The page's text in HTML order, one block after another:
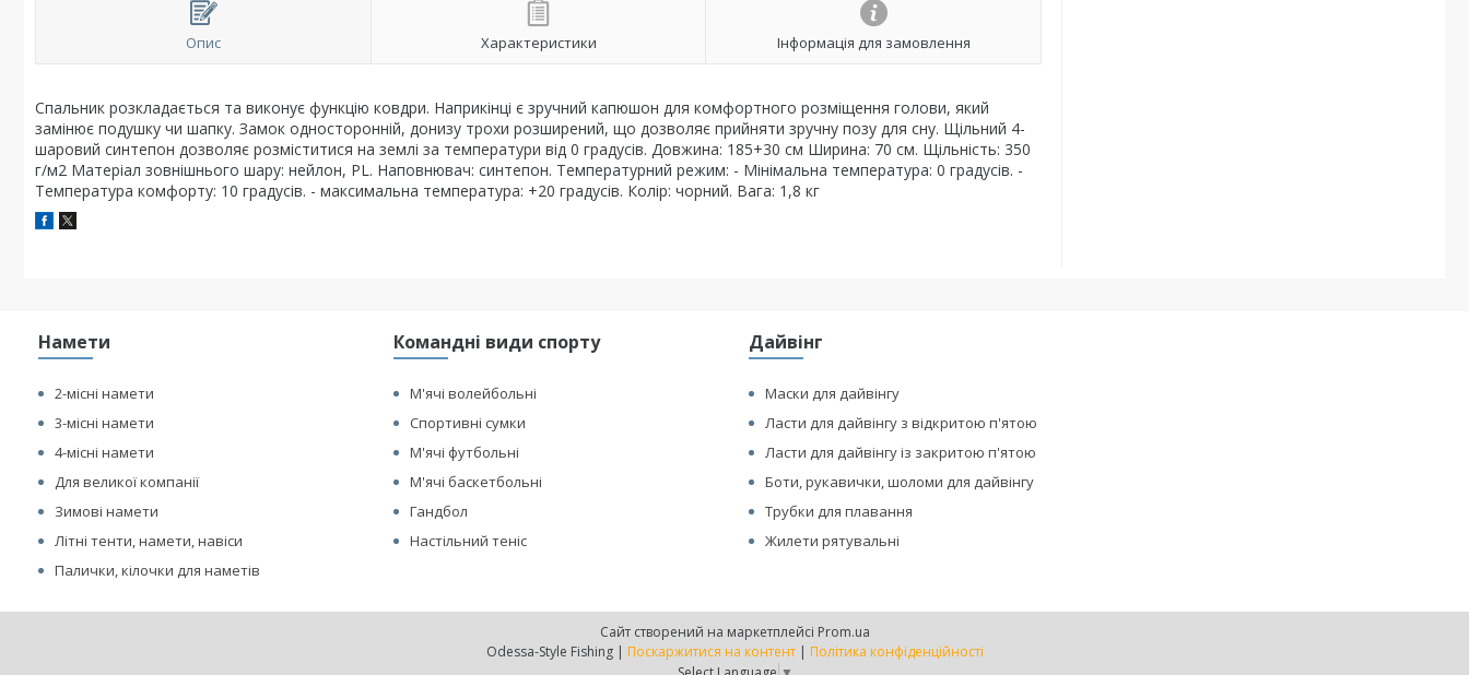
Опис Характеристики Інформація для замовлення
Спальник розкладається та виконує функцію ковдри. Наприкінці є зручний капюшон для комфортного розміщення голови, який
замінює подушку чи шапку. Замок односторонній, донизу трохи розширений, що дозволяє прийняти зручну позу для сну. Щільний 4-
шаровий синтепон дозволяє розміститися на землі за температури від 0 градусів. Довжина: 185+30 см Ширина: 70 см. Щільність: 350
г/м2 Матеріал зовнішнього шару: нейлон, PL. Наповнювач: синтепон. Температурний режим: - Мінімальна температура: 0 градусів. -
Температура комфорту: 10 градусів. - максимальна температура: +20 градусів. Колір: чорний. Вага: 1,8 кг
Намети
2-місні намети
3-місні намети
4-місні намети
Для великої компанії
Зимові намети
Літні тенти, намети, навіси
Палички, кілочки для наметів
Командні види спорту
М'ячі волейбольні
Спортивні сумки
М'ячі футбольні
М'ячі баскетбольні
Гандбол
Настільний теніс
Дайвінг
Маски для дайвінгу
Ласти для дайвінгу з відкритою п'ятою
Ласти для дайвінгу із закритою п'ятою
Боти, рукавички, шоломи для дайвінгу
Трубки для плавання
Жилети рятувальні
Сайт створений на маркетплейсі Prom.ua
Odessa-Style Fishing | Поскаржитися на контент | Політика конфіденційності